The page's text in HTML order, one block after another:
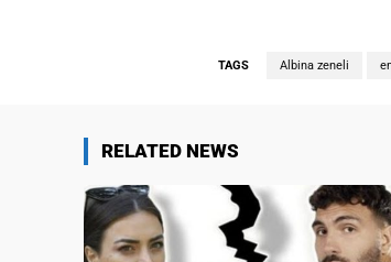
TAGS Albina zeneli
RELATED NEWS